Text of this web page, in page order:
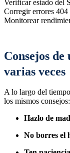
Verificar estado del
Corregir errores 404
Monitorear
Consejos
varias veces
A lo largo del
los mismos consejos:
Hazlo de
No borres el